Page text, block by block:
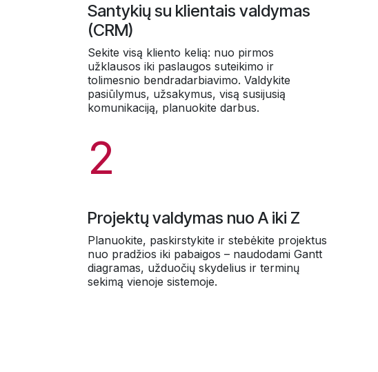
Santykių su klientais valdymas
(CRM)
Sekite visą kliento kelią: nuo pirmos
užklausos iki paslaugos suteikimo ir
tolimesnio bendradarbiavimo. Valdykite
pasiūlymus, užsakymus, visą susijusią
komunikaciją, planuokite darbus.
2
Projektų valdymas nuo A iki Z
Planuokite, paskirstykite ir stebėkite projektus
nuo pradžios iki pabaigos – naudodami Gantt
diagramas, užduočių skydelius ir terminų
sekimą vienoje sistemoje.